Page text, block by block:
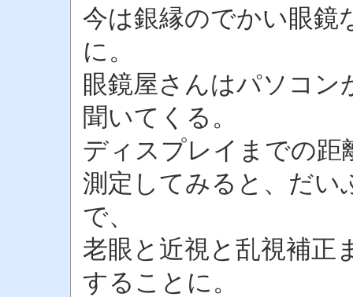
今は銀縁のでかい眼鏡
に。
眼鏡屋さんはパソコ
聞いてくる。
ディスプレイまでの距
測定してみると、だい
で、
老眼と近視と乱視補正
することに。